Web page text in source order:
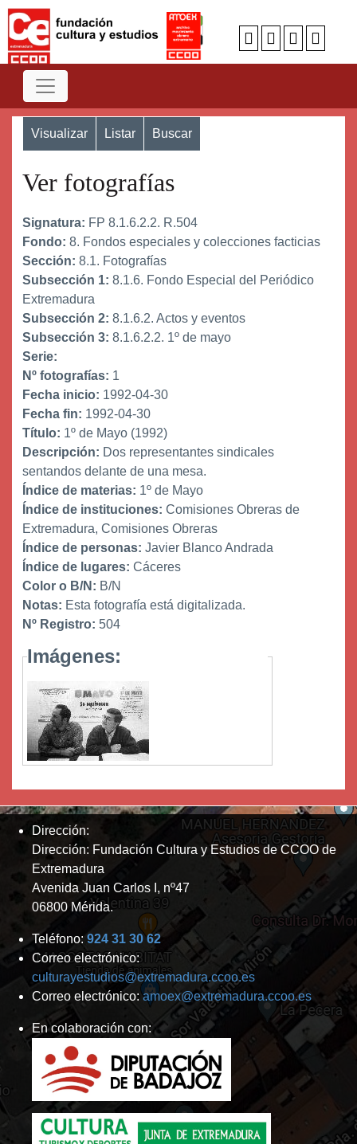
Visualizar Listar Buscar
Ver fotografías
Signatura: FP 8.1.6.2.2. R.504
Fondo: 8. Fondos especiales y colecciones facticias
Sección: 8.1. Fotografías
Subsección 1: 8.1.6. Fondo Especial del Periódico
Extremadura
Subsección 2: 8.1.6.2. Actos y eventos
Subsección 3: 8.1.6.2.2. 1º de mayo
Serie:
Nº fotografías: 1
Fecha inicio: 1992-04-30
Fecha fin: 1992-04-30
Título: 1º de Mayo (1992)
Descripción: Dos representantes sindicales
sentandos delante de una mesa.
Índice de materias: 1º de Mayo
Índice de instituciones: Comisiones Obreras de
Extremadura, Comisiones Obreras
Índice de personas: Javier Blanco Andrada
Índice de lugares: Cáceres
Color o B/N: B/N
Notas: Esta fotografía está digitalizada.
Nº Registro: 504
Imágenes:
Dirección:
Dirección: Fundación Cultura y Estudios de CCOO de
Extremadura
Avenida Juan Carlos I, nº47
06800 Mérida.
Teléfono: 924 31 30 62
Correo electrónico:
culturayestudios@extremadura.ccoo.es
Correo electrónico:amoex@extremadura.ccoo.es
En colaboración con: